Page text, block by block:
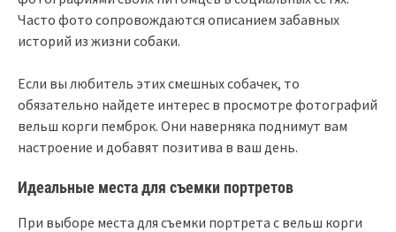
Часто фото сопровождаются описанием забавных
историй из жизни собаки.
Если вы любитель этих смешных собачек, то
обязательно найдете интерес в просмотре фотографий
вельш корги пемброк. Они наверняка поднимут вам
настроение и добавят позитива в ваш день.
Идеальные места для съемки портретов
При выборе места для съемки портрета с вельш корги